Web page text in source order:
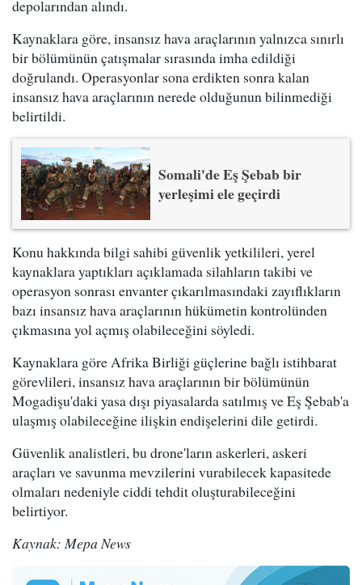
depolarından alındı.
Kaynaklara göre, insansız hava araçlarının yalnızca sınırlı
bir bölümünün çatışmalar sırasında imha edildiği
doğrulandı. Operasyonlar sona erdikten sonra kalan
insansız hava araçlarının nerede olduğunun bilinmediği
belirtildi.
Somali'de Eş Şebab bir
yerleşimi ele geçirdi
Konu hakkında bilgi sahibi güvenlik yetkilileri, yerel
kaynaklara yaptıkları açıklamada silahların takibi ve
operasyon sonrası envanter çıkarılmasındaki zayıflıkların
bazı insansız hava araçlarının hükümetin kontrolünden
çıkmasına yol açmış olabileceğini söyledi.
Kaynaklara göre Afrika Birliği güçlerine bağlı istihbarat
görevlileri, insansız hava araçlarının bir bölümünün
Mogadişu'daki yasa dışı piyasalarda satılmış ve Eş Şebab'a
ulaşmış olabileceğine ilişkin endişelerini dile getirdi.
Güvenlik analistleri, bu drone'ların askerleri, askeri
araçları ve savunma mevzilerini vurabilecek kapasitede
olmaları nedeniyle ciddi tehdit oluşturabileceğini
belirtiyor.
Kaynak: Mepa News